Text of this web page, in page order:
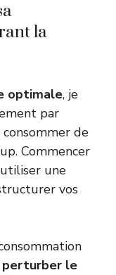
la
optimale, je
par
de
Commencer
une
vos
perturber le